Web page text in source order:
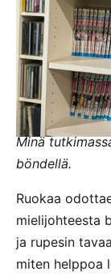
Minä
böndellä.
Ruokaa
mielijohteesta
ja rupesin
miten helppoa